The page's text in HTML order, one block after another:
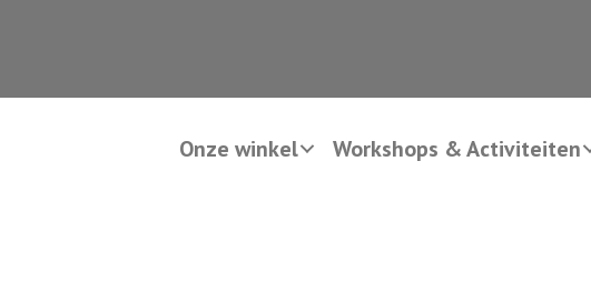
Onze winkel Workshops & Activiteiten